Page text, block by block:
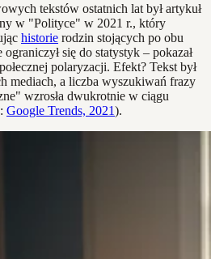
tekstów ostatnich lat był artykuł
w "Polityce" w 2021 r., który
historie rodzin stojących po obu
się do statystyk – pokazał
polaryzacji. Efekt? Tekst był
mediach, a liczba wyszukiwań frazy
wzrosła dwukrotnie w ciągu
Google Trends, 2021).